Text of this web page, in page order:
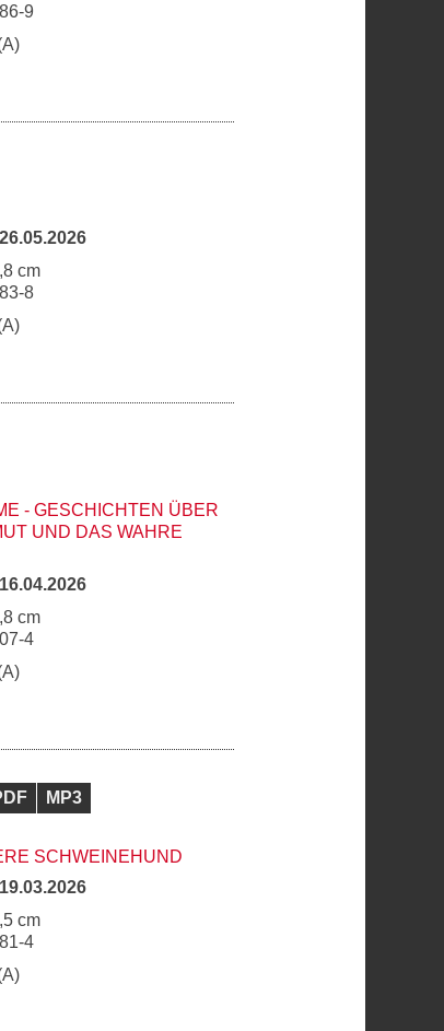
9
26.05.2026
cm
8
- GESCHICHTEN ÜBER
UND DAS WAHRE
16.04.2026
cm
4
MP3
SCHWEINEHUND
19.03.2026
cm
4